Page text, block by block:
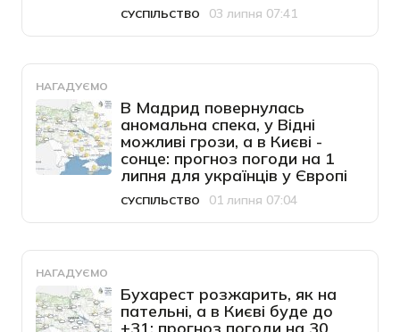
Категорія
СУСПІЛЬСТВО
Дата публікації03 липня 07:41
НАГАДУЄМО
В Мадрид повернулась
аномальна спека, у Відні
можливі грози, а в Києві -
сонце: прогноз погоди на 1
липня для українців у Європі
Категорія
СУСПІЛЬСТВО
Дата публікації01 липня 07:04
НАГАДУЄМО
Бухарест розжарить, як на
пательні, а в Києві буде до